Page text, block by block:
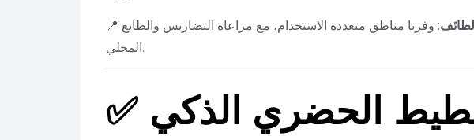
📍 : وفرنا مناطق متعددة الاستخدام، مع مراعاة التضاريس والطابع
المحلي.
✅ الحضري الذكي